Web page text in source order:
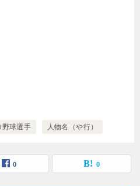
野球選手 人物名（や行）
0 0